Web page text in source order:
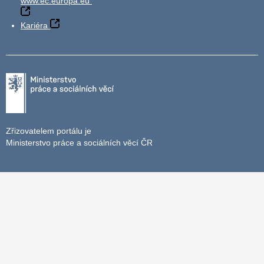
Kariéra
Zřizovatelem portálu je
Ministerstvo práce a sociálních věcí ČR